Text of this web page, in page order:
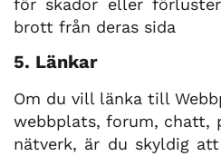
för skador eller
brott från deras sida
5. Länkar
Om du vill länka till
webbplats, forum, chatt,
nätverk, är du skyldig